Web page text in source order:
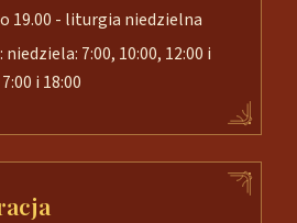
19.00 - liturgia niedzielna
7:00, 10:00, 12:00 i
i 18:00